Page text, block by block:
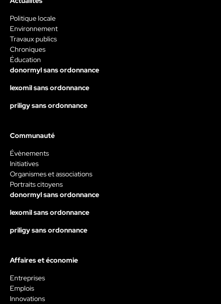
Politique locale
Environnement
Travaux publics
Chroniques
Éducation
donormyl sans ordonnance
lexomil sans ordonnance
priligy sans ordonnance
Communauté
Évènements
Initiatives
Organismes et associations
Portraits citoyens
donormyl sans ordonnance
lexomil sans ordonnance
priligy sans ordonnance
Affaires et économie
Entreprises
Emplois
Innovations